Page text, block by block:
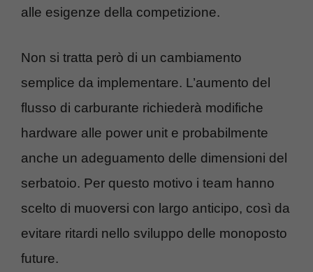
alle esigenze della competizione.
Non si tratta però di un cambiamento
semplice da implementare. L’aumento del
flusso di carburante richiederà modifiche
hardware alle power unit e probabilmente
anche un adeguamento delle dimensioni del
serbatoio. Per questo motivo i team hanno
scelto di muoversi con largo anticipo, così da
evitare ritardi nello sviluppo delle monoposto
future.